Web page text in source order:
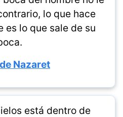
lo que hace
es lo que sale de su
Nazaret
está dentro de